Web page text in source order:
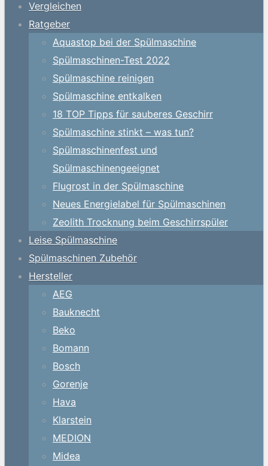
Vergleichen
Ratgeber
Aquastop bei der Spülmaschine
Spülmaschinen-Test 2022
Spülmaschine reinigen
Spülmaschine entkalken
18 TOP Tipps für sauberes Geschirr
Spülmaschine stinkt – was tun?
Spülmaschinenfest und
Spülmaschinengeeignet
Flugrost in der Spülmaschine
Neues Energielabel für Spülmaschinen
Zeolith Trocknung beim Geschirrspüler
Leise Spülmaschine
Spülmaschinen Zubehör
Hersteller
AEG
Bauknecht
Beko
Bomann
Bosch
Gorenje
Hava
Klarstein
MEDION
Midea